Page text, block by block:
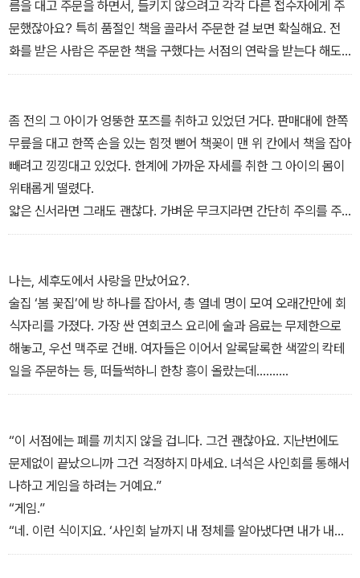
름을 대고 주문을 하면서, 들키지 않으려고 각각 다른 접수자에게 주
문했잖아요? 특히 품절인 책을 골라서 주문한 걸 보면 확실해요. 전
화를 받은 사람은 주문한 책을 구했다는 서점의 연락을 받는다 해도
‘모른다’며 한마디로 거절하면 그만이잖아요? 자기가 주문하지도 않
사람은 전화를 받은 사람이 혹시라도 책값을 지불하는 일이 없도록
특별히 신경을 쓴 거예요. 그렇다면 뭘까요? 이름을 사용당한 사람에
게 우리가 전화를 걸게 하는 것, 그게 바로 목적이라는 거지요.”
교코는 입술을 깨물며 고개를 좌우로 흔들었다. 다에의 생각을 부정
하고 싶어서가 아니라 갈수록 왜 그랬는지를 더 알 수 없어졌기 때문
이다.
화 받는 걸 싫어하는 사람들이야?”
_pp. 21-22 <이상한 주문> 중에서
좀 전의 그 아이가 엉뚱한 포즈를 취하고 있었던 거다. 판매대에 한쪽
무릎을 대고 한쪽 손을 있는 힘껏 뻗어 책꽂이 맨 위 칸에서 책을 잡아
빼려고 낑낑대고 있었다. 한계에 가까운 자세를 취한 그 아이의 몸이
위태롭게 떨렸다.
얇은 신서라면 그래도 괜찮다. 가벼운 무크지라면 간단히 주의를 주
고 끝내면 된다. 하지만 그 아이가 손을 뻗고 있는 건 사전. 그것도 두
사회정세, 3,000점의 도판, 지도를 수록하여 백과사전의 역할도 겸
함)》이다.
“위험해!”
교코는 그 자리에서 튀어 올라 좁은 통로를 내달렸다. 남자아이의 머
리 바로 위에서 두꺼운 사전이 밀려나와 조금씩 기울어지고 있었다.
마치 벼랑 끝에 내걸린 자동차처럼.
사전을 붙잡을 여유가 없었다. 남자아이에게 달려들어 밀치는 순간,
교코는 머리에서 어깨까지 충격이 내달리는 걸 느꼈고 그 순간 앞이
하나도 보이지 않았다. _pp. 67-68 <너와 이야기하는 영원> 중에
서
나는, 세후도에서 사랑을 만났어요?.
술집 ‘봄 꽃집’에 방 하나를 잡아서, 총 열네 명이 모여 오래간만에 회
식자리를 가졌다. 가장 싼 연회코스 요리에 술과 음료는 무제한으로
해놓고, 우선 맥주로 건배. 여자들은 이어서 알록달록한 색깔의 칵테
일을 주문하는 등, 떠들썩하니 한창 흥이 올랐는데…….
느닷없이 튀어나온 말에 함께 있던 사람들은 콩트의 한 장면처럼 그
굴러 떨어지고, 방금 입에 물었던 맥주가 뿜어져 나오고, 따르던 와인
이 잔 옆으로 쏟아지고, 화장실에 가려고 엉덩이를 반쯤 들어 올리던
사람은 그대로 엉거주춤, 메뉴를 들여다보던 이들도 이마를 꽝 했다.
“뭐? 사랑이라고?”
‘사랑’이라니, 뭔 소리야? _pp. 114-115 <가나모리 군의 고백> 중에
서
“이 서점에는 폐를 끼치지 않을 겁니다. 그건 괜찮아요. 지난번에도
문제없이 끝났으니까 그건 걱정하지 마세요. 녀석은 사인회를 통해서
나하고 게임을 하려는 거예요.”
“게임.”
“네. 이런 식이지요. ‘사인회 날까지 내 정체를 알아냈다면 내가 내미
는 책에는 가게히라 기마라는 사인 대신에 레드 리프라고 써라. 그러